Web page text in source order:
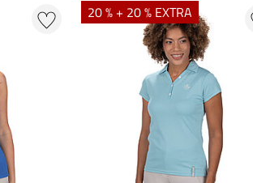
20 % + 20 % EXTRA